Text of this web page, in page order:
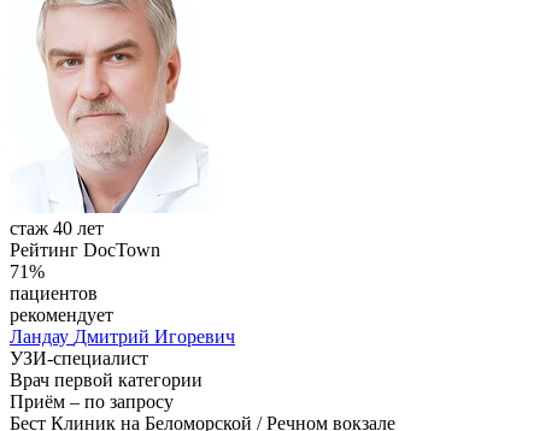
стаж 40 лет
Рейтинг DocTown
71%
пациентов
рекомендует
Ландау Дмитрий Игоревич
УЗИ-специалист
Врач первой категории
Приём – по запросу
Бест Клиник на Беломорской / Речном вокзале